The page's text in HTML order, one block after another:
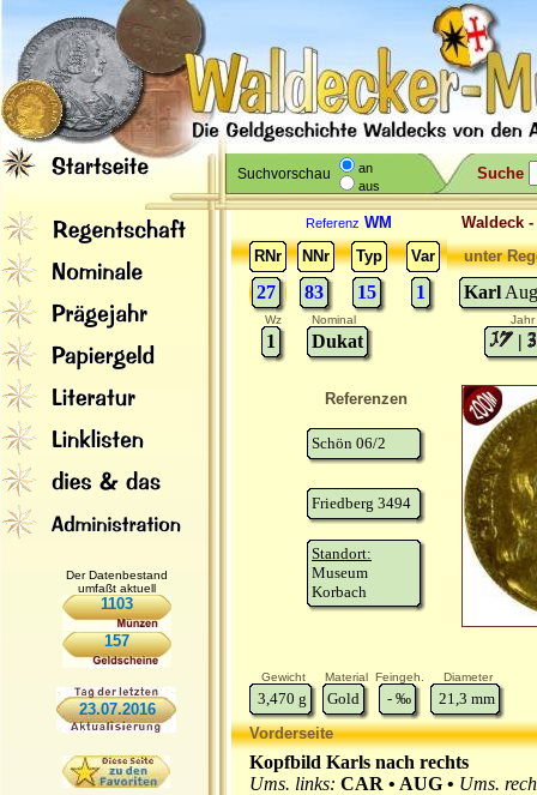
Suchvorschau
an
aus
Suche
Der Datenbestand
umfaßt aktuell
1103
157
23.07.2016
Referenz WM
RNr
NNr Typ Var
27 83 15 1
unter
Karl
Wz Nominal Jahr
1 Dukat |
Referenzen
Schön 06/2
Friedberg 3494
Standort:
Museum
Korbach
Gewicht Material Feingeh. Diameter
3,470 g Gold - ‰ 21,3 mm
Vorderseite
Kopfbild Karls nach rechts
Ums. links: CAR • AUG • Ums.